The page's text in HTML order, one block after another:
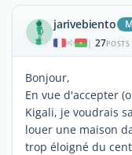
jarivebiento
| 27POSTS
Bonjour,
En vue d'accepter
Kigali, je voudrais
louer une maison
trop éloigné du